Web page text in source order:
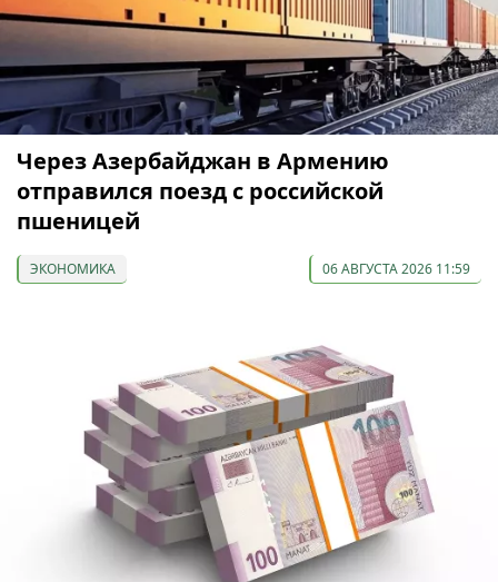
Через Азербайджан в Армению
отправился поезд с российской
пшеницей
ЭКОНОМИКА 06 АВГУСТА 2026 11:59